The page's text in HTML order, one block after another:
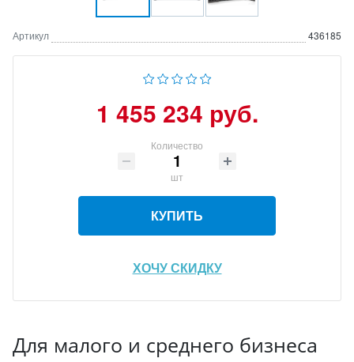
Артикул 436185
1 455 234 руб.
Количество
шт
КУПИТЬ
ХОЧУ СКИДКУ
Для малого и среднего бизнеса